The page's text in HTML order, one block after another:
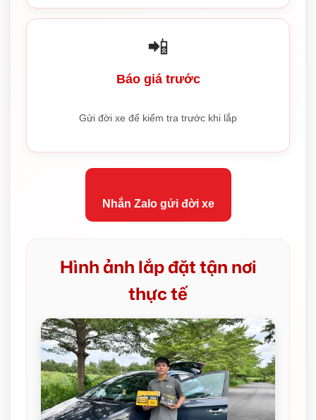
📲
Báo giá trước
Gửi đời xe để kiểm tra trước khi lắp
Nhắn Zalo gửi đời xe
Hình ảnh lắp đặt tận nơi
thực tế